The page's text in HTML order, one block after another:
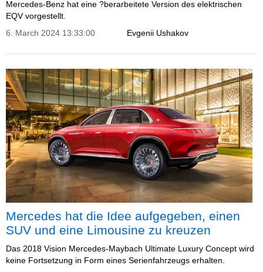
Mercedes-Benz hat eine ?berarbeitete Version des elektrischen
EQV vorgestellt.
Evgenii Ushakov
6. March 2024 13:33:00
Mercedes hat die Idee aufgegeben, einen
SUV und eine Limousine zu kreuzen
Das 2018 Vision Mercedes-Maybach Ultimate Luxury Concept wird
keine Fortsetzung in Form eines Serienfahrzeugs erhalten.